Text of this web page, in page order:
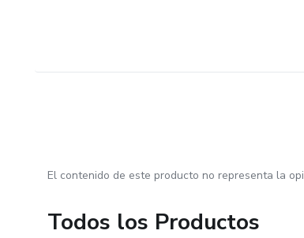
El contenido de este producto no representa la
Todos los Productos